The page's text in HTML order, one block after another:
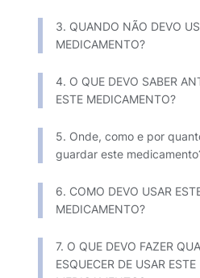
3. QUANDO NÃO DEVO
MEDICAMENTO?
4. O QUE DEVO SABER
ESTE MEDICAMENTO?
5. Onde, como e por
guardar este
6. COMO DEVO USAR
MEDICAMENTO?
7. O QUE DEVO FAZER
ESQUECER DE USAR ESTE